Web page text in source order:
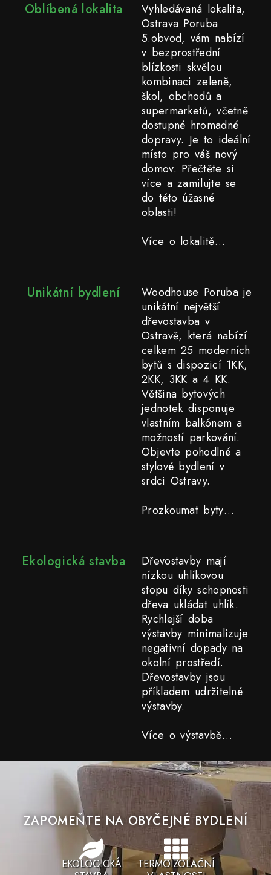
Oblíbená lokalita
Vyhledávaná lokalita,
Ostrava Poruba
5.obvod, vám nabízí
v bezprostřední
blízkosti skvělou
kombinaci zeleně,
škol, obchodů a
supermarketů, včetně
dostupné hromadné
dopravy. Je to ideální
místo pro váš nový
domov. Přečtěte si
více a zamilujte se
do této úžasné
oblasti!
Více o lokalitě…
Unikátní bydlení
Woodhouse Poruba je
unikátní největší
dřevostavba v
Ostravě, která nabízí
celkem 25 moderních
bytů s dispozicí 1KK,
2KK, 3KK a 4 KK.
Většina bytových
jednotek disponuje
vlastním balkónem a
možností parkování.
Objevte pohodlné a
stylové bydlení v
srdci Ostravy.
Prozkoumat byty…
Ekologická stavba
Dřevostavby mají
nízkou uhlíkovou
stopu díky schopnosti
dřeva ukládat uhlík.
Rychlejší doba
výstavby minimalizuje
negativní dopady na
okolní prostředí.
Dřevostavby jsou
příkladem udržitelné
výstavby.
Více o výstavbě…
EKOLOGICKÁ
TERMOIZOLAČNÍ
ZAPOMEŇTE NA OBYČEJNÉ BYDLENÍ